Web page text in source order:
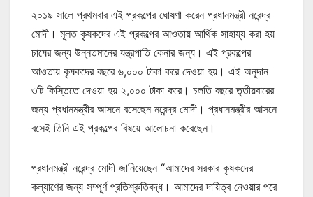
২০১৯ সালে প্রথমবার এই প্রকল্পের ঘোষণা করেন প্রধানমন্ত্রী নরেন্দ্র
মোদী। মূলত কৃষকদের এই প্রকল্পের আওতায় আর্থিক সাহায্য করা হয়
চাষের জন্য উন্নতমানের যন্ত্রপাতি কেনার জন্য। এই প্রকল্পের
আওতায় কৃষকদের বছরে ৬,০০০ টাকা করে দেওয়া হয়। এই অনুদান
৩টি কিস্তিতে দেওয়া হয় ২,০০০ টাকা করে। চলতি বছরে তৃতীয়বারের
জন্য প্রধানমন্ত্রীর আসনে বসেছেন নরেন্দ্র মোদী। প্রধানমন্ত্রীর আসনে
বসেই তিনি এই প্রকল্পের বিষয়ে আলোচনা করেছেন।
প্রধানমন্ত্রী নরেন্দ্র মোদী জানিয়েছেন “আমাদের সরকার কৃষকদের
কল্যাণের জন্য সম্পূর্ণ প্রতিশ্রুতিবদ্ধ। আমাদের দায়িত্ব নেওয়ার পরে